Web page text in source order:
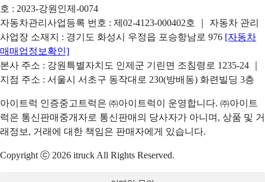
호 : 2023-강원인제-0074
자동차관리사업등록 번호 : 제02-4123-000402호 ｜ 자동차 관리
사업장 소재지 : 경기도 화성시 우정읍 포승항남로 976 [자동차
매매업정보확인]
본사 주소 : 강원특별자치도 인제군 기린면 조침령로 1235-24 ｜
지점 주소 : 서울시 서초구 동작대로 230(방배동) 화련빌딩 3층
아이트럭 인증중고트럭은 ㈜아이트럭이 운영합니다. ㈜아이트
럭은 통신판매중개자로 통신판매의 당사자가 아니며, 상품 및 거
래정보, 거래에 대한 책임은 판매자에게 있습니다.
Copyright ⓒ 2026 itruck All Rights Reserved.